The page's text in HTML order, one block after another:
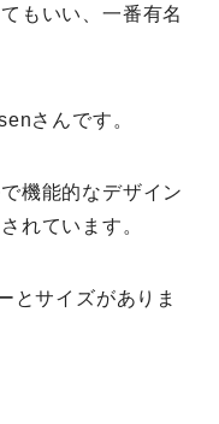
もいい、一番有名
さんです。
機能的なデザイン
れています。
とサイズがありま